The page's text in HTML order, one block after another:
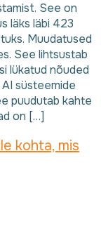
See on
läks läbi 423
Muudatused
See lihtsustab
lükatud nõuded
süsteemide
puudutab kahte
on […]
kohta, mis